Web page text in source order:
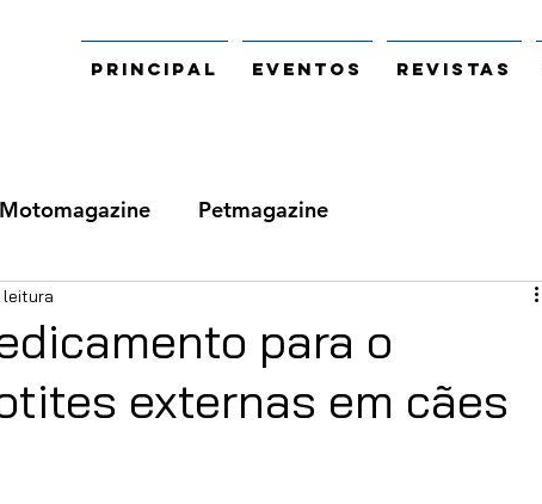
Principal Eventos Revistas
Motomagazine Petmagazine
para o
externas em cães
leitura